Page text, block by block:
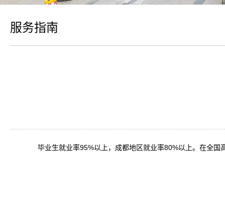
服务指南
毕业生就业率95%以上，成都地区就业率80%以上。在全